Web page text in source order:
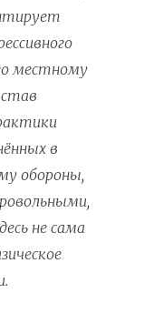
местному
в
обороны,
не сама